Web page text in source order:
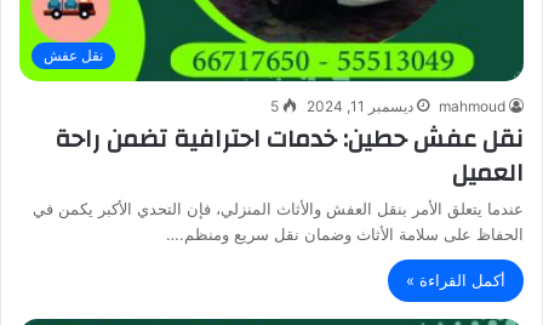
نقل عفش
mahmoud ديسمبر 11, 2024 5
نقل عفش حطين: خدمات احترافية تضمن راحة
العميل
عندما يتعلق الأمر بنقل العفش والأثاث المنزلي، فإن التحدي الأكبر يكمن في
الحفاظ على سلامة الأثاث وضمان نقل سريع ومنظم.…
أكمل القراءة »